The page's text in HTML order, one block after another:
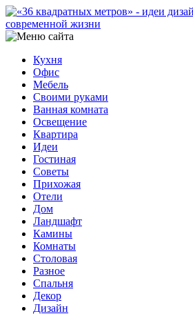
Кухня
Офис
Мебель
Своими руками
Ванная комната
Освещение
Квартира
Идеи
Гостиная
Советы
Прихожая
Отели
Дом
Ландшафт
Камины
Комнаты
Столовая
Разное
Спальня
Декор
Дизайн